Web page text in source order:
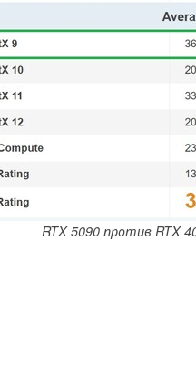
RTX 5090 против RTX